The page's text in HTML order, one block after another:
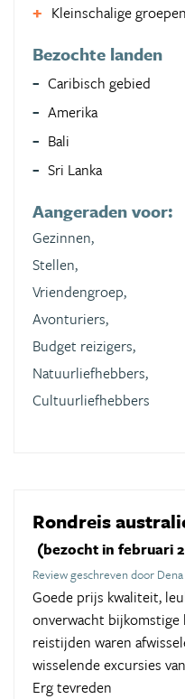
Kleinschalige groepen
Bezochte landen
Caribisch gebied
Amerika
Bali
Sri Lanka
Aangeraden voor:
Gezinnen,
Stellen,
Vriendengroep,
Avonturiers,
Budget reizigers,
Natuurliefhebbers,
Cultuurliefhebbers
Rondreis
(bezocht in februari
Review geschreven door
Goede prijs kwaliteit,
onverwacht bijkomstige
reistijden waren
wisselende excursies
Erg tevreden